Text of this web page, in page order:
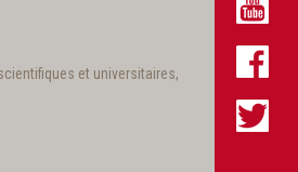
et universitaires,